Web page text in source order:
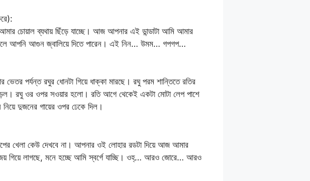
চোয়াল ব্যথায় ছিঁড়ে যাচ্ছে। আজ আপনার এই ডান্ডাটা আমি আমার
আপনি আগুন জ্বালিয়ে দিতে পারেন। এই নিন… উমম… গপগপ…
ভেতর পর্যন্ত রঘুর ধোনটা গিয়ে ধাক্কা মারছে। রঘু পরম শান্তিতে রতির
রঘু ওর ওপর সওয়ার হলো। রতি আগে থেকেই একটা মোটা লেপ পাশে
দুজনের গায়ের ওপর ঢেকে দিল।
খেলা কেউ দেখবে না। আপনার ওই লোহার রডটা দিয়ে আজ আমার
গিয়ে লাগছে, মনে হচ্ছে আমি স্বর্গে যাচ্ছি। ওহ্‌… আরও জোরে… আরও